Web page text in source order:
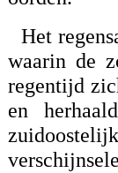
Het
waarin de
regentijd
en